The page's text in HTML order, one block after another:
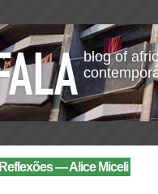
blog of
— Alice Miceli